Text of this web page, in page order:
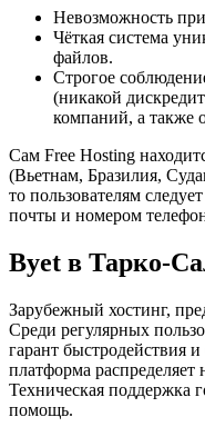
Невозможность
Чёткая система
файлов.
Строгое
(никакой
компаний, а также
Сам Free Hosting
(Вьетнам, Бразилия,
то пользователям
почты и номером
Byet в Тарко-
Зарубежный хостинг,
Среди регулярных
гарант быстродействия
платформа распределяет
Техническая поддержка
помощь.